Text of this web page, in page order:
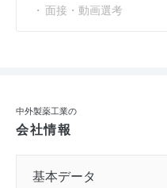
面接・動画選考
中外製薬工業の
会社情報
基本データ